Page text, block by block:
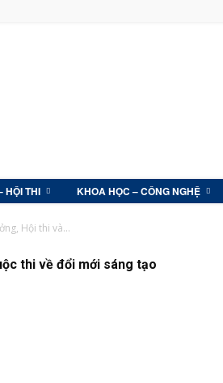
HỘI THI KHOA HỌC – CÔNG NGHỆ
Hội thi và...
thi về đổi mới sáng tạo